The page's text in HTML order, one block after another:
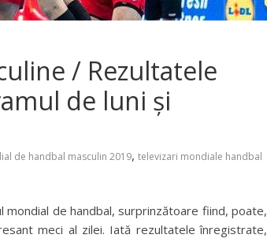
/ Rezultatele
de luni și
de handbal masculin 2019, televizari mondiale handbal
mondial de handbal, surprinzătoare fiind, poate,
meci al zilei. Iată rezultatele înregistrate,